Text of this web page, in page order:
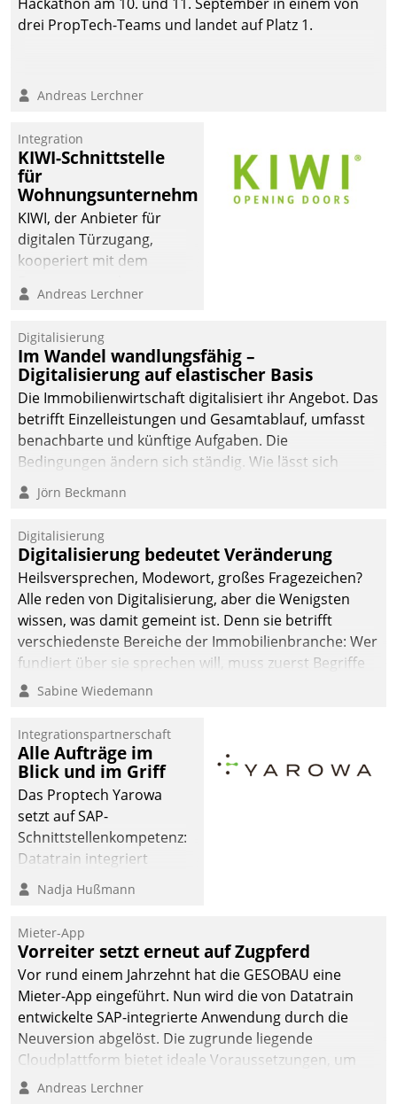
automatisiert, vollständig
und auf Wunsch über
Kommunikationswege bei
drei PropTech-Teams und landet auf Platz 1.
Andreas Lerchner
Integration
KIWI-Schnittstelle
für
Wohnungsunternehmen
KIWI, der Anbieter für
digitalen Türzugang,
kooperiert mit dem
Softwareentwicklungshaus
Andreas Lerchner
Digitalisierung
Im Wandel wandlungsfähig –
Digitalisierung auf elastischer Basis
Die Immobilienwirtschaft digitalisiert ihr Angebot. Das
betrifft Einzelleistungen und Gesamtablauf, umfasst
benachbarte und künftige Aufgaben. Die
Bedingungen ändern sich ständig. Wie lässt sich
technisch die Kontrolle wahren und zugleich Freiraum
fürs Wachsen öffnen?
Jörn Beckmann
Digitalisierung
Digitalisierung bedeutet Veränderung
Heilsversprechen, Modewort, großes Fragezeichen?
Alle reden von Digitalisierung, aber die Wenigsten
wissen, was damit gemeint ist. Denn sie betrifft
verschiedenste Bereiche der Immobilienbranche: Wer
fundiert über sie sprechen will, muss zuerst Begriffe
klären. Ein Aspekt ist die betriebliche Optimierung:
Einsparungen durch optimierte und automatisierte
Prozesse. Doch man darf nicht zu viel erwarten: Allein
mit der Einführung einer neuen Software ist es nicht
getan. Die Digitalisierung erfordert von Unternehmen
die Bereitschaft, sich zu überprüfen, zu hinterfragen
und zu verändern.
Sabine Wiedemann
Integrationspartnerschaft
Alle Aufträge im
Blick und im Griff
Das Proptech Yarowa
setzt auf SAP-
Schnittstellenkompetenz:
Datatrain integriert
Yarowas Portal zur
Vergabe und Verwaltung
operativen
Instandhaltung in die
SAP-Systemlandschaft
deutscher
Wohnungsunternehmen
– und beschleunigt damit
Mieteranliegen zum
Nadja Hußmann
Mieter-App
Vorreiter setzt erneut auf Zugpferd
Vor rund einem Jahrzehnt hat die GESOBAU eine
Mieter-App eingeführt. Nun wird die von Datatrain
entwickelte SAP-integrierte Anwendung durch die
Neuversion abgelöst. Die zugrunde liegende
Cloudplattform bietet ideale Voraussetzungen, um
die Funktionalität der App zu erweitern und weitere
Andreas Lerchner